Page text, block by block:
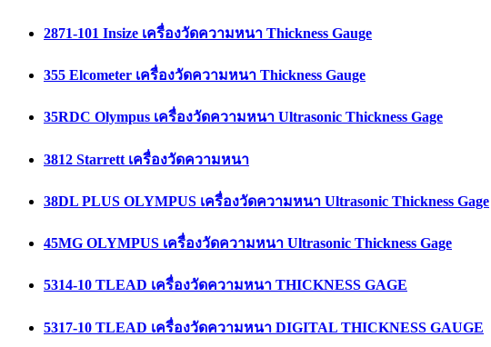
2871-101 Insize เครื่องวัดความหนา Thickness Gauge
355 Elcometer เครื่องวัดความหนา Thickness Gauge
35RDC Olympus เครื่องวัดความหนา Ultrasonic Thickness Gage
3812 Starrett เครื่องวัดความหนา
38DL PLUS OLYMPUS เครื่องวัดความหนา Ultrasonic Thickness Gage
45MG OLYMPUS เครื่องวัดความหนา Ultrasonic Thickness Gage
5314-10 TLEAD เครื่องวัดความหนา THICKNESS GAGE
5317-10 TLEAD เครื่องวัดความหนา DIGITAL THICKNESS GAUGE